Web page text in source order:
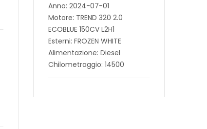
Anno: 2024-07-01
Motore: TREND 320 2.0
ECOBLUE 150CV L2H1
Esterni: FROZEN WHITE
Alimentazione: Diesel
Chilometraggio: 14500